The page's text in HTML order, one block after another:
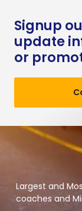
Signup
update
or
Largest and
coaches and